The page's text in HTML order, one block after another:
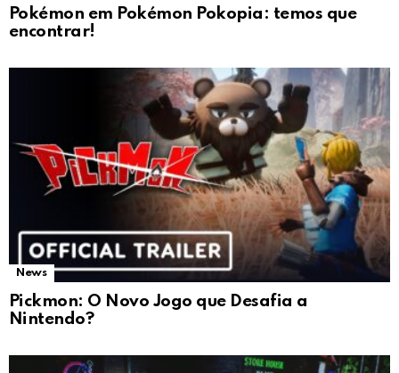
Pokémon em Pokémon Pokopia: temos que
encontrar!
News
Pickmon: O Novo Jogo que Desafia a
Nintendo?